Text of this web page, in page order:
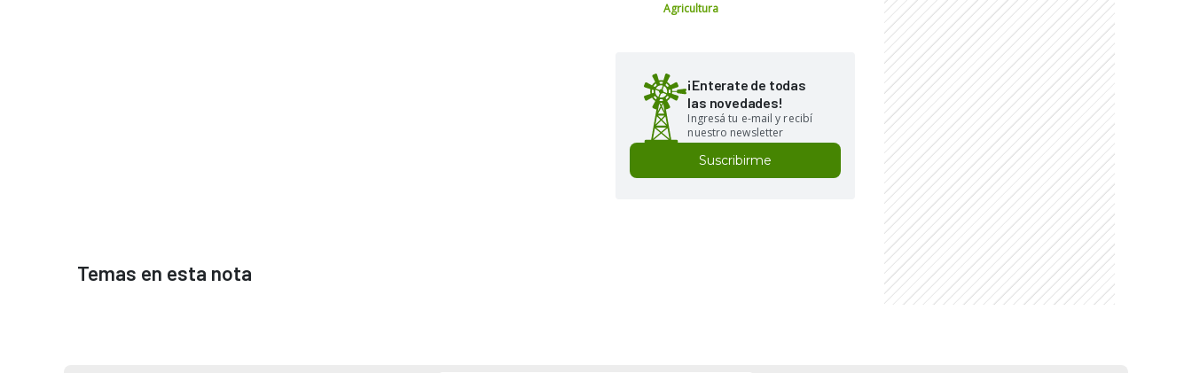
Agricultura
¡Enterate de todas
las novedades!
Ingresá tu e-mail y recibí
nuestro newsletter
Suscribirme
Temas en esta nota